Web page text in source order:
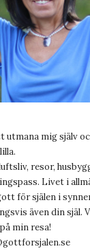
utmana mig själv
resor,
Livet i
för själen i
även din själ.
min resa!